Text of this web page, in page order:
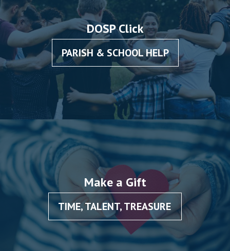
DOSP Click
PARISH & SCHOOL HELP
Make a Gift
TIME, TALENT, TREASURE